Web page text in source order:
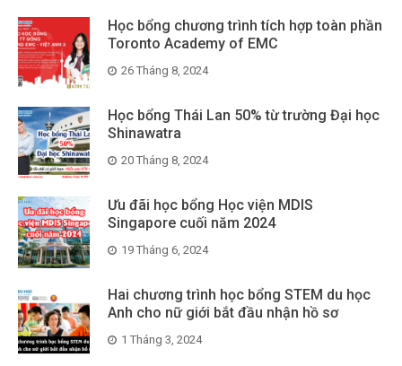
26 Tháng 8, 2024
Học bổng Thái Lan 50% từ trường Đại học
20 Tháng 8, 2024
Ưu đãi học bổng Học viện MDIS
19 Tháng 6, 2024
Hai chương trình học bổng STEM du học
1 Tháng 3, 2024
Trại hè Philippines tại HELP ENGLISH và